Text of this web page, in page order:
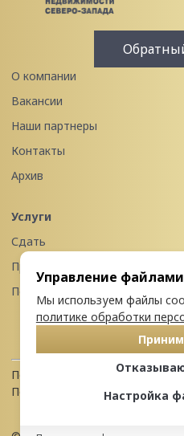
О компании
Вакансии
Наши партнеры
Контакты
Архив
Услуги
Сдать
Продать
Передать в управление
Политика
Пользовательское соглашение
Управление
Мы используем файлы
политике обработки
Настройка